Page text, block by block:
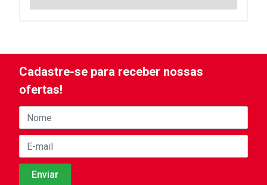
Cadastre-se para receber nossas
ofertas!